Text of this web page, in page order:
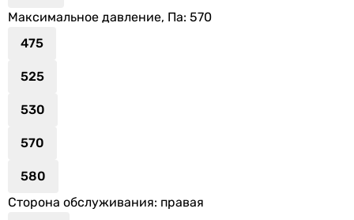
Максимальное давление, Па: 570
475
525
530
570
580
Сторона обслуживания: правая